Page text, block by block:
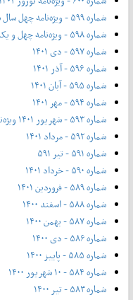
شماره ۵۹۹ - ویژه‌نامه چهل سال سینمای جنگ و دفاع مقدس
شماره ۵۹۸ - ویژه‌نامه چهل و یکمین جشنواره فیلم فجر
شماره ۵۹۷ - دی ۱۴۰۱
شماره ۵۹۶ - آذر ۱۴۰۱
شماره ۵۹۵ - آبان ۱۴۰۱
شماره ۵۹۴ - مهر ۱۴۰۱
شماره ۵۹۳ - شهریور ۱۴۰۱ ویژه‌نامه روز ملی سینما
شماره ۵۹۲ - مرداد ۱۴۰۱
شماره ۵۹۱ - تیر ۵۹۱
شماره ۵۹۰ - خرداد ۱۴۰۱
شماره ۵۸۹ - فروردین ۱۴۰۱
شماره ۵۸۸ - اسفند ۱۴۰۰
شماره ۵۸۷ - بهمن ۱۴۰۰
شماره ۵۸۶ - دی ۱۴۰۰
شماره ۵۸۵ - پاییز ۱۴۰۰
شماره ۵۸۴ - ۱۰ شهریور ۱۴۰۰
شماره ۵۸۳ - تیر ۱۴۰۰